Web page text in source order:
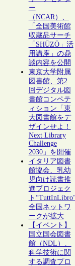
ー
（NCAR）、
「全国美術館
収蔵品サーチ
「SHŪZŌ」活
用講座」の鼎
談内容を公開
東京大学附属
図書館、第2
回デジタル図
書館コンペテ
ィション「東
大図書館をデ
ザインせよ！
Next Library
Challenge
2030」を開催
イタリア図書
館協会、乳幼
児向け読書推
進プロジェク
ト
全国ネットワ
ークが拡大
【イベント】
国立国会図書
館（NDL）、
科学技術に関
する調査プロ